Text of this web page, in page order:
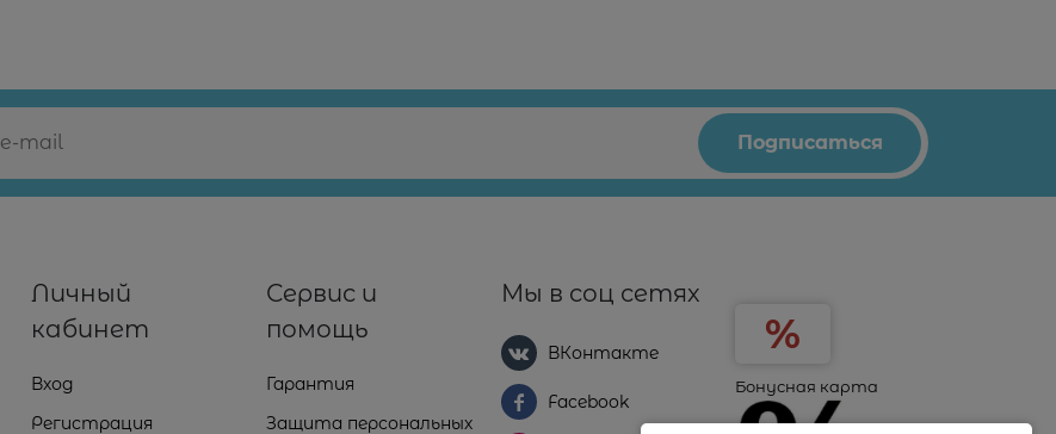
Личный
кабинет
Вход
Регистрация
Сервис и
помощь
Гарантия
Защита персональных
Мы в соц сетях
ВКонтакте
Facebook
Бонусная карта